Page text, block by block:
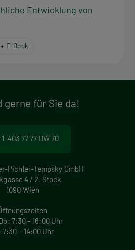
Entwicklung von
E-Book
gerne für Sie da!
403 77 77 DW 70
Pichler-Tempsky GmbH
4 / 2. Stock
1090 Wien
7:30 – 16:00 Uhr
7:30 – 14:00 Uhr